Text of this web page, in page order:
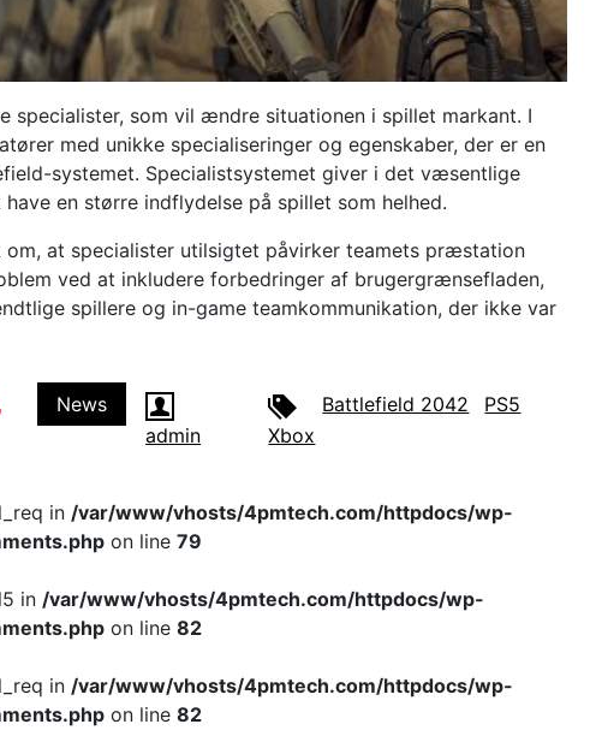
specialister, som vil ændre situationen i spillet markant. I
med unikke specialiseringer og egenskaber, der er en
systemet. Specialistsystemet giver i det væsentlige
en større indflydelse på spillet som helhed.
om, at specialister utilsigtet påvirker teamets præstation
ved at inkludere forbedringer af brugergrænsefladen,
spillere og in-game teamkommunikation, der ikke var
News
admin
Battlefield 2042
PS5
Xbox
in /var/www/vhosts/4pmtech.com/httpdocs/wp-
on line 79
in /var/www/vhosts/4pmtech.com/httpdocs/wp-
on line 82
in /var/www/vhosts/4pmtech.com/httpdocs/wp-
on line 82